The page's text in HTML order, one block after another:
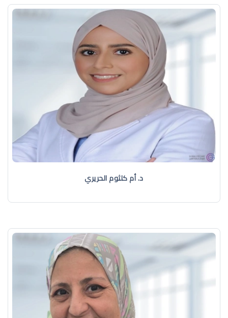
د. أم كلثوم الحريري